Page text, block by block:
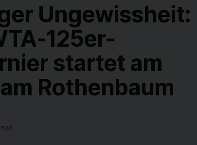
Ungewissheit:
125er-
startet am
Rothenbaum